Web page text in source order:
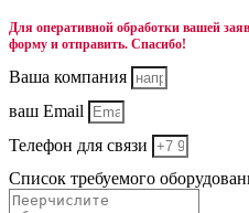
Для оперативной обработки вашей
форму и отправить. Спасибо!
Ваша компания
ваш Email
Телефон для связи
Список требуемого